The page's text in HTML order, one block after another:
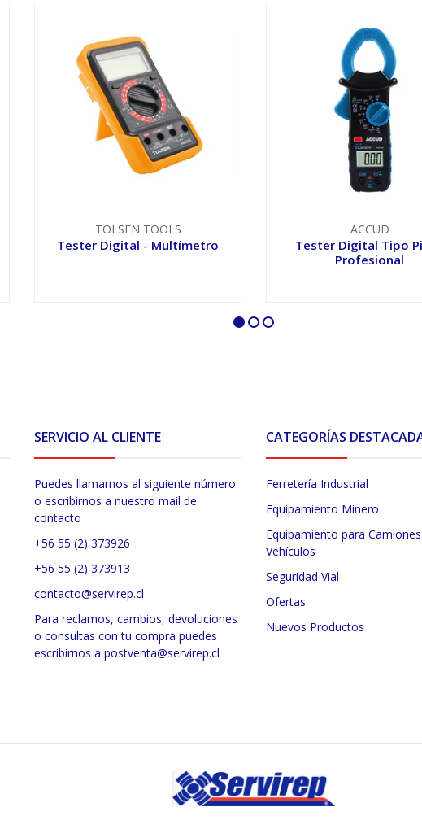
TOLSEN TOOLS
Tester Digital - Multímetro
ACCUD
Tester Digital Tipo
Profesional
SERVICIO AL CLIENTE
Puedes llamarnos al siguiente número
o escribirnos a nuestro mail de
contacto
+56 55 (2) 373926
+56 55 (2) 373913
contacto@servirep.cl
Para reclamos, cambios, devoluciones
o consultas con tu compra puedes
escribirnos a postventa@servirep.cl
CATEGORÍAS
Ferretería Industrial
Equipamiento Minero
Equipamiento para
Vehículos
Seguridad Vial
Ofertas
Nuevos Productos